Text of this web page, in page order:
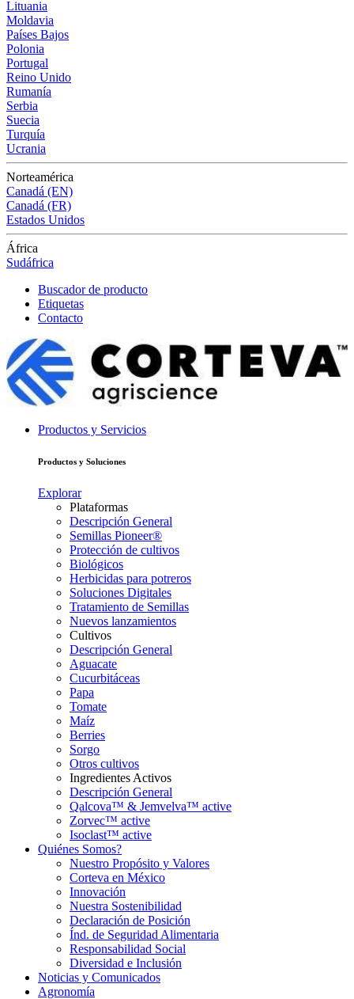
Lituania
Moldavia
Países Bajos
Polonia
Portugal
Reino Unido
Rumanía
Serbia
Suecia
Turquía
Ucrania
Norteamérica
Canadá (EN)
Canadá (FR)
Estados Unidos
África
Sudáfrica
Buscador de producto
Etiquetas
Contacto
Productos y Servicios
Productos y Soluciones
Explorar
Plataformas
Descripción General
Semillas Pioneer®
Protección de cultivos
Biológicos
Herbicidas para potreros
Soluciones Digitales
Tratamiento de Semillas
Nuevos lanzamientos
Cultivos
Descripción General
Aguacate
Cucurbitáceas
Papa
Tomate
Maíz
Berries
Sorgo
Otros cultivos
Ingredientes Activos
Descripción General
Qalcova™ & Jemvelva™ active
Zorvec™ active
Isoclast™ active
Quiénes Somos?
Nuestro Propósito y Valores
Corteva en México
Innovación
Nuestra Sostenibilidad
Declaración de Posición
Índ. de Seguridad Alimentaria
Responsabilidad Social
Diversidad e Inclusión
Noticias y Comunicados
Agronomía